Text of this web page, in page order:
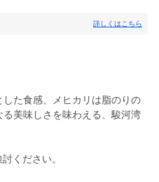
詳しくはこちら
した食感、メヒカリは脂のりの
美味しさを味わえる、駿河湾
ください。